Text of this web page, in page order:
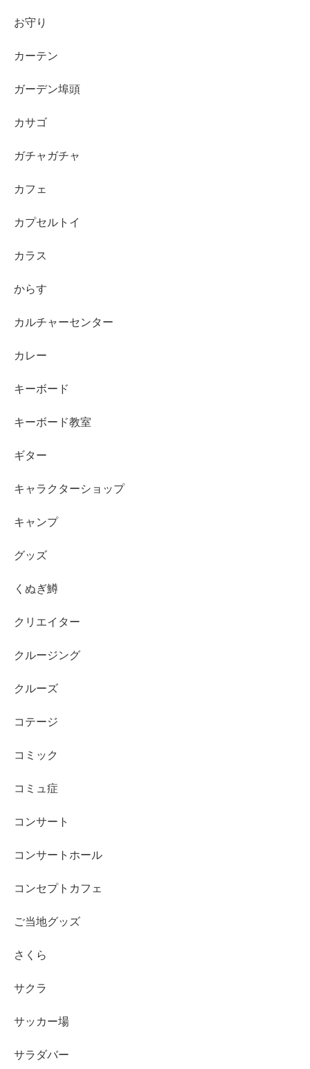
お守り
カーテン
ガーデン埠頭
カサゴ
ガチャガチャ
カフェ
カプセルトイ
カラス
からす
カルチャーセンター
カレー
キーボード
キーボード教室
ギター
キャラクターショップ
キャンプ
グッズ
くぬぎ鱒
クリエイター
クルージング
クルーズ
コテージ
コミック
コミュ症
コンサート
コンサートホール
コンセプトカフェ
ご当地グッズ
さくら
サクラ
サッカー場
サラダバー